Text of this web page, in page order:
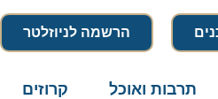
הרשמה לניוזלטר
תרבות ואוכל קרוזים